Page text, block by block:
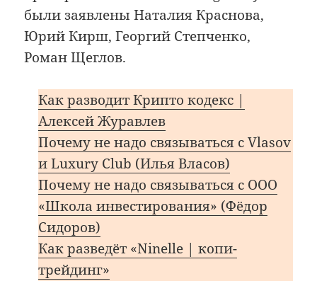
были заявлены Наталия Краснова,
Юрий Кирш, Георгий Степченко,
Роман Щеглов.
Как разводит Крипто кодекс |
Алексей Журавлев
Почему не надо связываться с Vlasov
и Luxury Club (Илья Власов)
Почему не надо связываться с ООО
«Школа инвестирования» (Фёдор
Сидоров)
Как разведёт «Ninelle | копи-
трейдинг»